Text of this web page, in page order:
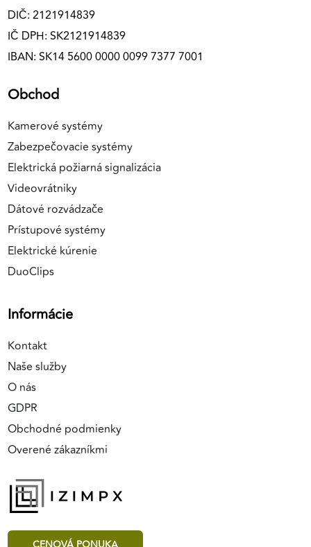
DIČ: 2121914839
IČ DPH: SK2121914839
IBAN: SK14 5600 0000 0099 7377 7001
Obchod
Kamerové systémy
Zabezpečovacie systémy
Elektrická požiarná signalizácia
Videovrátniky
Dátové rozvádzače
Prístupové systémy
Elektrické kúrenie
DuoClips
Informácie
Kontakt
Naše služby
O nás
GDPR
Obchodné podmienky
Overené zákazníkmi